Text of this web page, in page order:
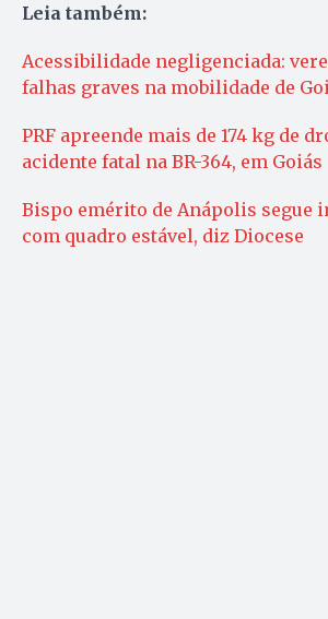
Leia também:
Acessibilidade negligenciada:
falhas graves na mobilidade de
PRF apreende mais de 174 kg de
acidente fatal na BR-364, em Goiás
Bispo emérito de Anápolis segue
com quadro estável, diz Diocese